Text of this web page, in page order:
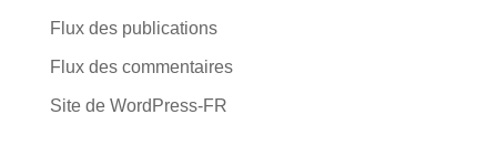
Flux des publications
Flux des commentaires
Site de WordPress-FR